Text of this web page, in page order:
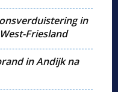
in
Friesland
in Andijk na